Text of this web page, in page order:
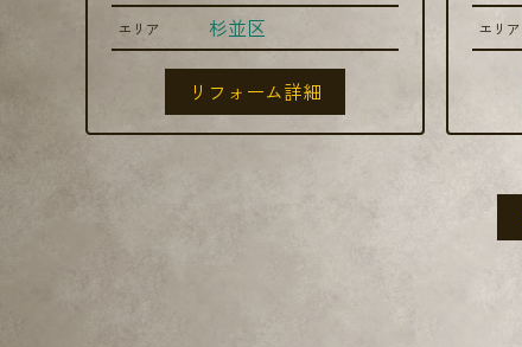
エリア 杉並区
リフォーム詳細
エリア